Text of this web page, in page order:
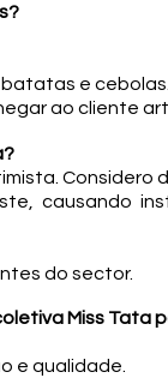
e cebolas.
ao cliente
Considero
causando
do sector.
Miss Tata
e qualidade.